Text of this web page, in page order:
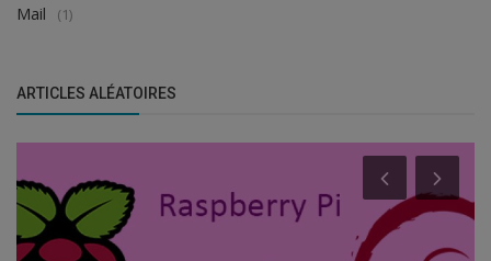
Mail (1)
ARTICLES ALÉATOIRES